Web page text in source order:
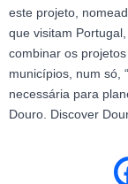
este projeto,
que visitam
combinar os
municípios, num só,
necessária para
Douro. Discover